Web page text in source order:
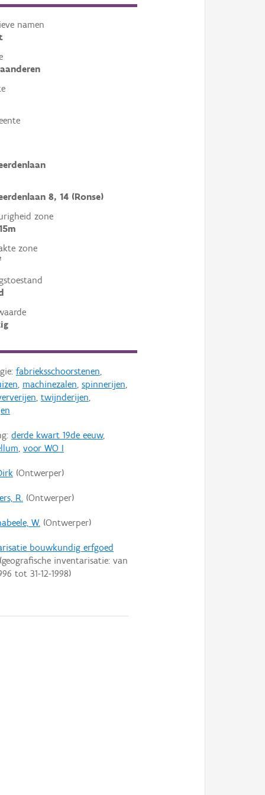
namen
8, 14 (Ronse)
zone
zone
fabrieksschoorstenen,
, machinezalen, spinnerijen,
, twijnderijen,
derde kwart 19de eeuw,
, voor WO I
(Ontwerper)
R.(Ontwerper)
W.(Ontwerper)
bouwkundig erfgoed
inventarisatie: van
tot 31-12-1998)